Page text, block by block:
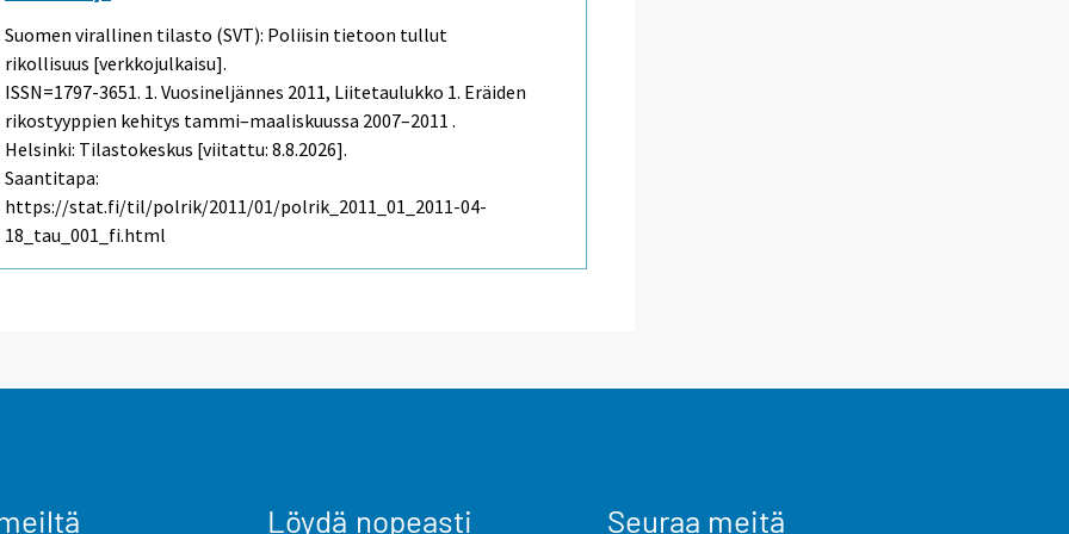
Suomen virallinen tilasto (SVT): Poliisin tietoon tullut
rikollisuus [verkkojulkaisu].
ISSN=1797-3651. 1. Vuosineljännes 2011, Liitetaulukko 1. Eräiden
rikostyyppien kehitys tammi–maaliskuussa 2007–2011 .
Helsinki: Tilastokeskus [viitattu: 8.8.2026].
Saantitapa:
https://stat.fi/til/polrik/2011/01/polrik_2011_01_2011-04-
18_tau_001_fi.html
Löydä nopeasti Seuraa meitä